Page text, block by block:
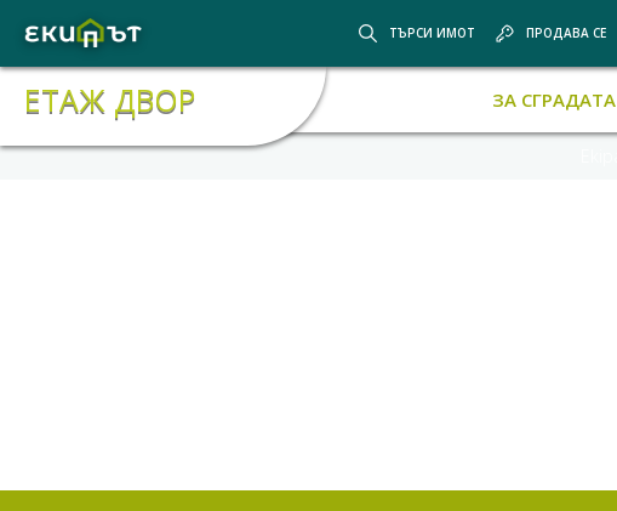
ТЪРСИ ИМОТ ПРОДАВА СЕ
ЕТАЖ ДВОР ЗА СГРАДАТА